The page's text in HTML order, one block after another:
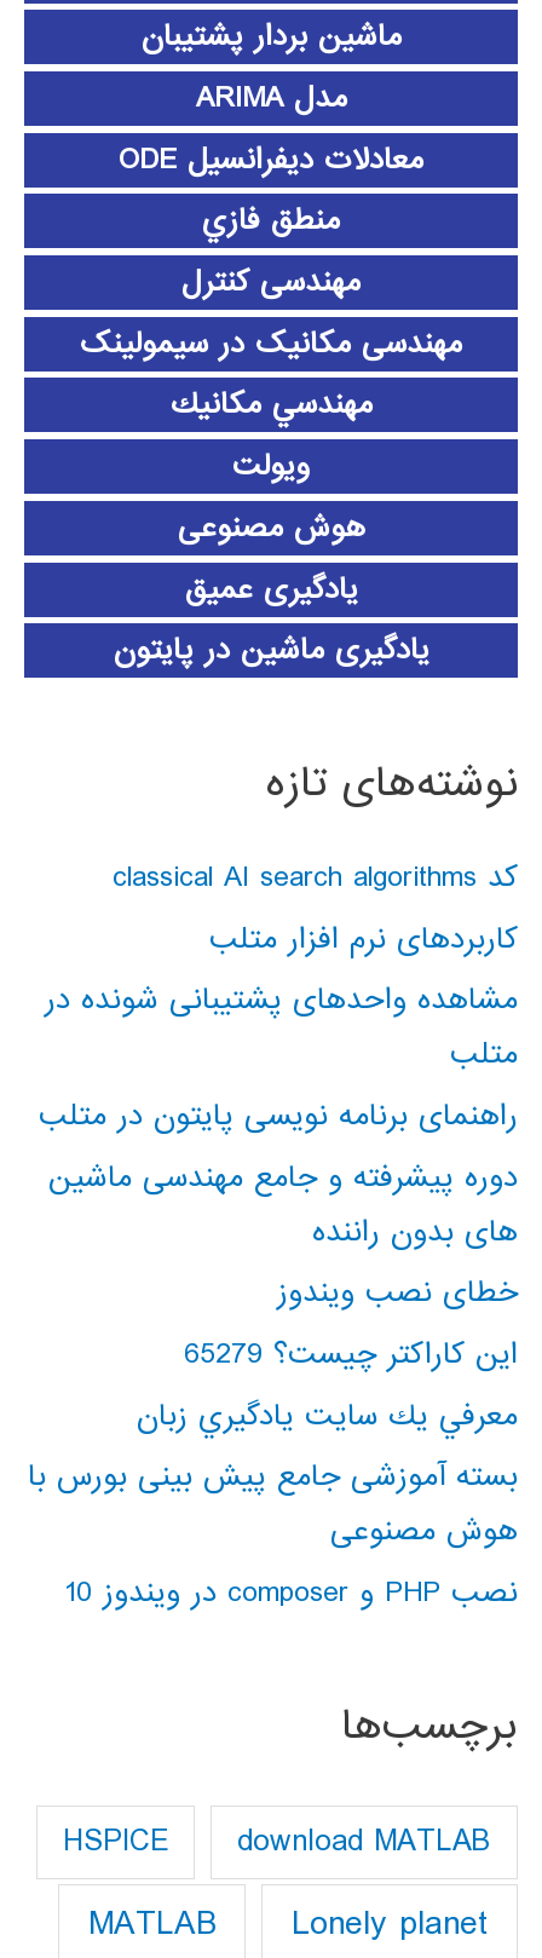
ماشین بردار پشتیبان
مدل ARIMA
معادلات دیفرانسیل ODE
منطق فازي
مهندسی کنترل
مهندسی مکانیک در سیمولینک
مهندسي مكانيك
ویولت
هوش مصنوعی
یادگیری عمیق
یادگیری ماشین در پایتون
نوشته‌های تازه
کد classical AI search algorithms
کاربردهای نرم افزار متلب
مشاهده واحدهای پشتیبانی شونده در
متلب
راهنمای برنامه نویسی پایتون در متلب
دوره پیشرفته و جامع مهندسی ماشین
های بدون راننده
خطای نصب ویندوز
این کاراکتر چیست؟ 65279
معرفي يك سايت يادگيري زبان
بسته آموزشی جامع پیش بینی بورس با
هوش مصنوعی
نصب PHP و composer در ویندوز 10
برچسب‌ها
download MATLAB
HSPICE
Lonely planet
MATLAB